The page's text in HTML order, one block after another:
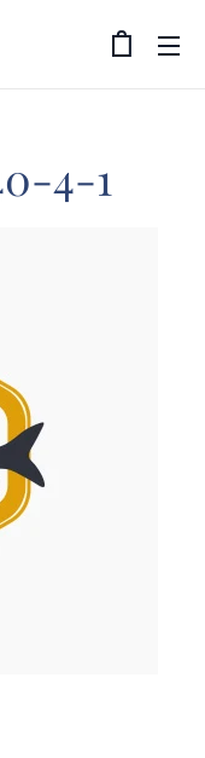
4-1